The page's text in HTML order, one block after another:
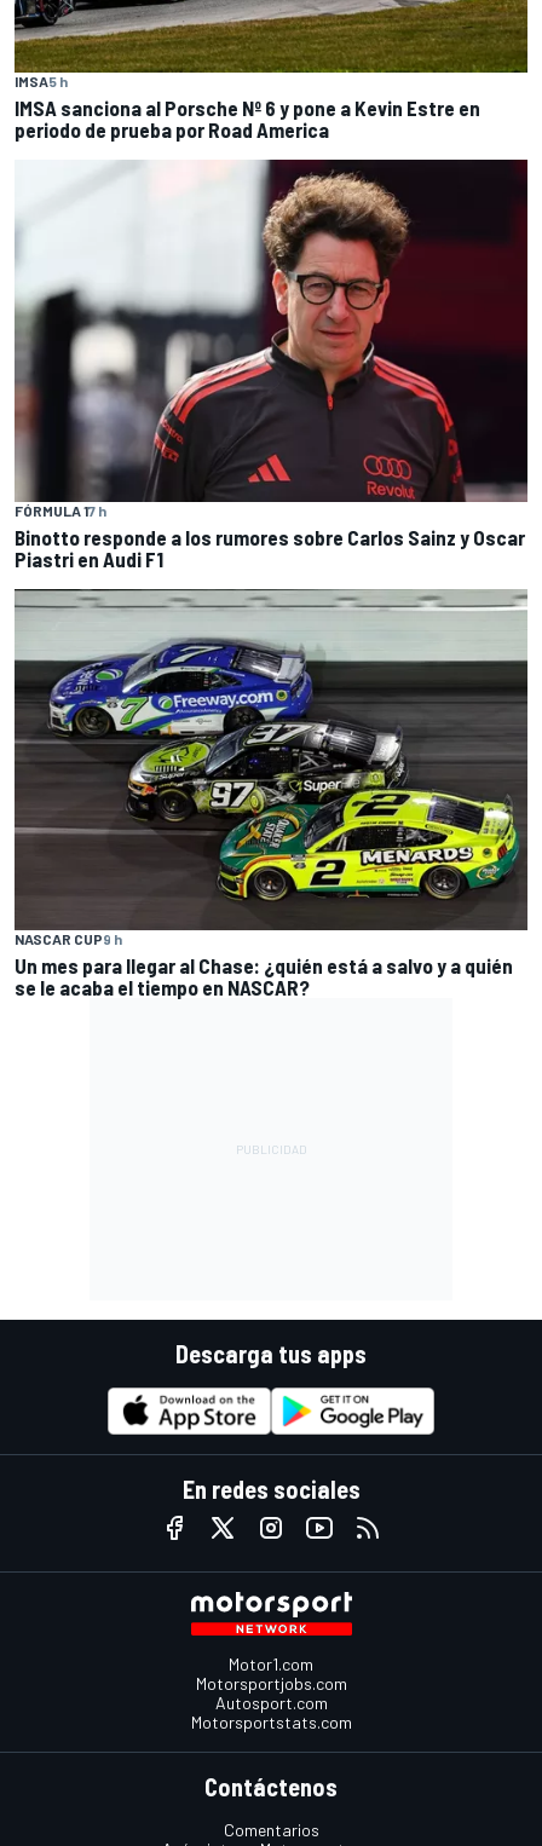
IMSA5 h
IMSA sanciona al Porsche Nº 6 y pone a Kevin Estre en
periodo de prueba por Road America
FÓRMULA 17 h
Binotto responde a los rumores sobre Carlos Sainz y Oscar
Piastri en Audi F1
NASCAR CUP9 h
Un mes para llegar al Chase: ¿quién está a salvo y a quién
se le acaba el tiempo en NASCAR?
Descarga tus apps
En redes sociales
Motor1.com
Motorsportjobs.com
Autosport.com
Motorsportstats.com
Contáctenos
Comentarios